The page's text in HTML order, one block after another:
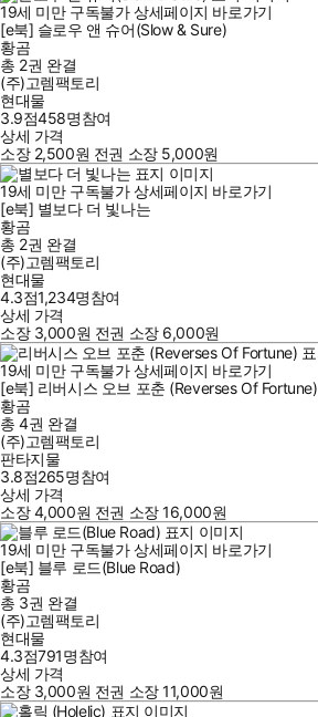
19세 미만 구독불가 상세페이지 바로가기
[e북] 슬로우 앤 슈어(Slow & Sure)
황곰
총 2권 완결
(주)고렘팩토리
현대물
3.9점458명참여
상세 가격
소장 2,500원 전권 소장 5,000원
19세 미만 구독불가 상세페이지 바로가기
[e북] 별보다 더 빛나는
황곰
총 2권 완결
(주)고렘팩토리
현대물
4.3점1,234명참여
상세 가격
소장 3,000원 전권 소장 6,000원
19세 미만 구독불가 상세페이지 바로가기
[e북] 리버시스 오브 포춘 (Reverses Of Fortune)
황곰
총 4권 완결
(주)고렘팩토리
판타지물
3.8점265명참여
상세 가격
소장4,000원 전권 소장16,000원
19세 미만 구독불가 상세페이지 바로가기
[e북] 블루 로드(Blue Road)
황곰
총 3권 완결
(주)고렘팩토리
현대물
4.3점791명참여
상세 가격
소장 3,000원 전권 소장11,000원